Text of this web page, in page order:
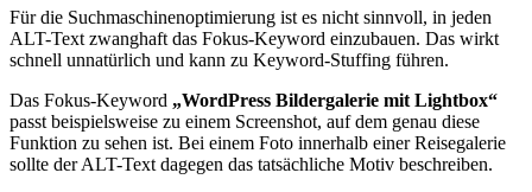
Für die Suchmaschinenoptimierung ist es nicht sinnvoll, in jeden
ALT-Text zwanghaft das Fokus-Keyword einzubauen. Das wirkt
schnell unnatürlich und kann zu Keyword-Stuffing führen.
Das Fokus-Keyword „WordPress Bildergalerie mit Lightbox“
passt beispielsweise zu einem Screenshot, auf dem genau diese
Funktion zu sehen ist. Bei einem Foto innerhalb einer Reisegalerie
sollte der ALT-Text dagegen das tatsächliche Motiv beschreiben.